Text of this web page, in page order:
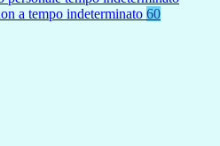
a tempo indeterminato 60